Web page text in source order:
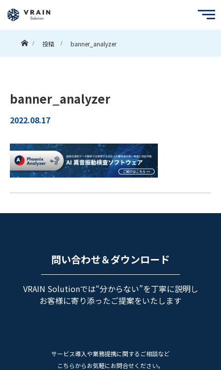
ホーム投稿 banner_analyzer
banner_analyzer
2022.08.17
問い合わせ＆ダウンロード
VRAIN Solutionでは“分からない”を丁寧に説明し
お客様に寄り添ったご提案をいたします
サービス導⼊や業務提携に関するご相談など
こちらからお気軽にお問合せください。